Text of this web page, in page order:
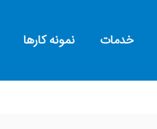
خدمات نمونه کارها